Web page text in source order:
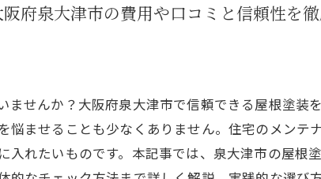
府泉大津市の費用や口コミと信頼性を
ませんか？大阪府泉大津市で信頼できる屋根塗
悩ませることも少なくありません。住宅のメン
入れたいものです。本記事では、泉大津市の屋